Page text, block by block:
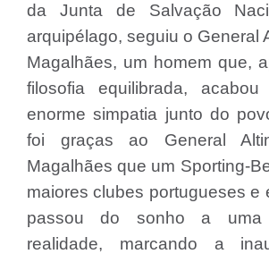
da Junta de Salvação
arquipélago, seguiu o General
Magalhães, um homem que,
filosofia equilibrada,
enorme simpatia junto do
foi graças ao General
Magalhães que um Sporting-
maiores clubes portugueses e
passou do sonho a uma
realidade, marcando a